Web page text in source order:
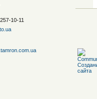
10-11